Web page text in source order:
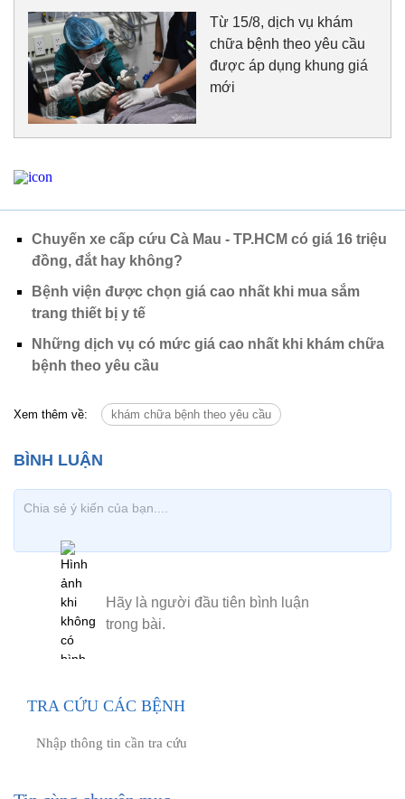
Từ 15/8, dịch vụ khám
chữa bệnh theo yêu cầu
được áp dụng khung giá
mới
Chuyến xe cấp cứu Cà Mau - TP.HCM có giá 16 triệu
đồng, đắt hay không?
Bệnh viện được chọn giá cao nhất khi mua sắm
trang thiết bị y tế
Những dịch vụ có mức giá cao nhất khi khám chữa
bệnh theo yêu cầu
Xem thêm về: khám chữa bệnh theo yêu cầu
TRA CỨU CÁC BỆNH